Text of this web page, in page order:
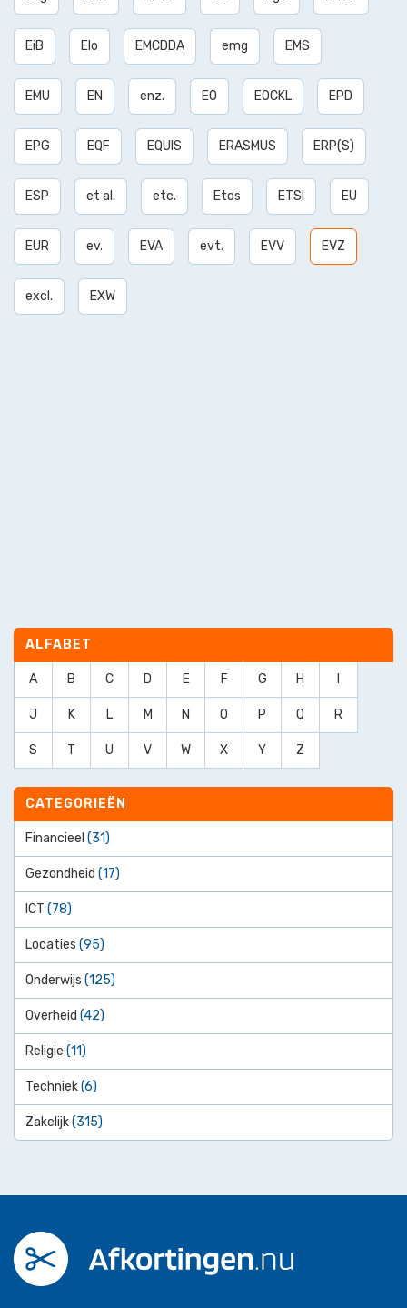
EiB Elo EMCDDA emg EMS
EMU EN enz. EO EOCKL EPD
EPG EQF EQUIS ERASMUS ERP(S)
ESP et al. etc. Etos ETSI EU
EUR ev. EVA evt. EVV EVZ
excl. EXW
ALFABET
A B C D E F G H
J K L M N O P Q R
S T U V W X Y Z
CATEGORIEËN
Financieel (31)
Gezondheid (17)
ICT (78)
Locaties (95)
Onderwijs (125)
Overheid (42)
Religie (11)
Techniek(6)
Zakelijk(315)